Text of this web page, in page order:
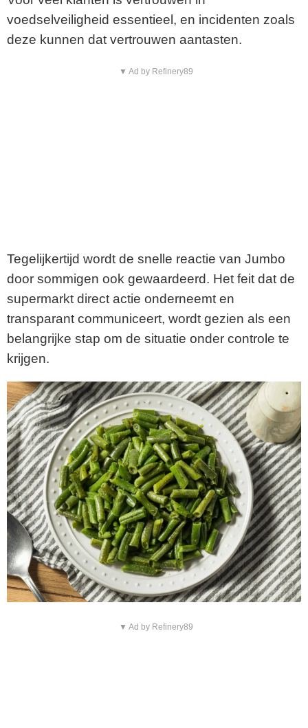
voedselveiligheid essentieel, en incidenten zoals
deze kunnen dat vertrouwen aantasten.
▼ Ad by Refinery89
Tegelijkertijd wordt de snelle reactie van Jumbo
door sommigen ook gewaardeerd. Het feit dat de
supermarkt direct actie onderneemt en
transparant communiceert, wordt gezien als een
belangrijke stap om de situatie onder controle te
krijgen.
▼ Ad by Refinery89